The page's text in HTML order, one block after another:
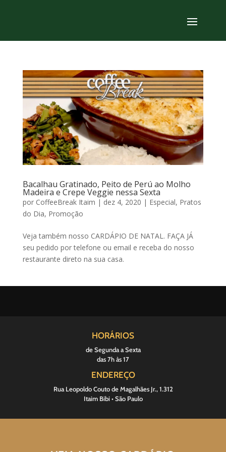
Bacalhau Gratinado, Peito de Perú ao Molho
Madeira e Crepe Veggie nessa Sexta
por CoffeeBreak Itaim | dez 4, 2020 | Especial, Pratos
do Dia, Promoção
Veja também nosso CARDÁPIO DE NATAL. FAÇA JÁ
seu pedido por telefone ou email e receba do nosso
restaurante direto na sua casa.
HORÁRIOS
de Segunda a Sexta
das 7h às 17
ENDEREÇO
Rua Leopoldo Couto de Magalhães Jr., 1.312
Itaim Bibi • São Paulo